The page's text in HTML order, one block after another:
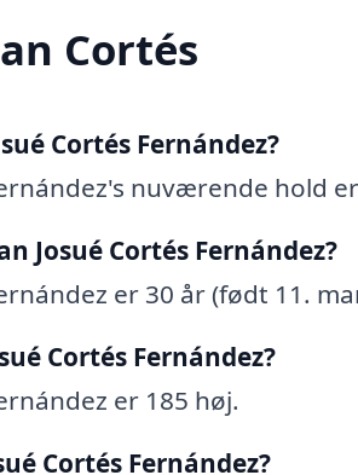
Cortés
Cortés Fernández?
nuværende hold er
Josué Cortés Fernández?
er 30 år (født 11.
Cortés Fernández?
er 185 høj.
Cortés Fernández?